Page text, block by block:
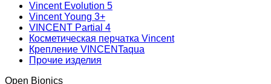
Vincent Evolution 5
Vincent Young 3+
VINCENT Partial 4
Косметическая перчатка Vincent
Крепление VINCENTaqua
Прочие изделия
Open Bionics